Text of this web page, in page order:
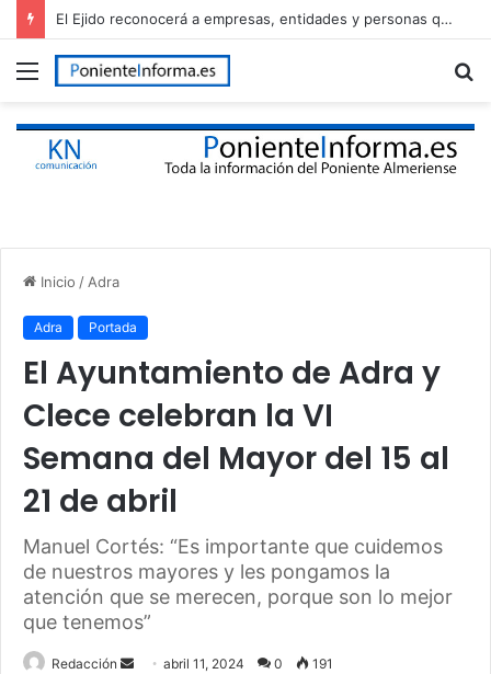
El Ejido reconocerá a empresas, entidades y personas que han contribuido al desarrollo del municipio en el Día de El Ejido
Menú
Inicio / Adra
Adra Portada
El Ayuntamiento de Adra y
Clece celebran la VI
Semana del Mayor del 15 al
21 de abril
Manuel Cortés: “Es importante que cuidemos
de nuestros mayores y les pongamos la
atención que se merecen, porque son lo mejor
que tenemos”
Redacción
Sendabril 11, 2024 0 191